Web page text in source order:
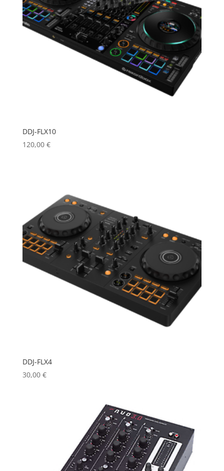
DDJ-FLX10
120,00 €
DDJ-FLX4
30,00 €